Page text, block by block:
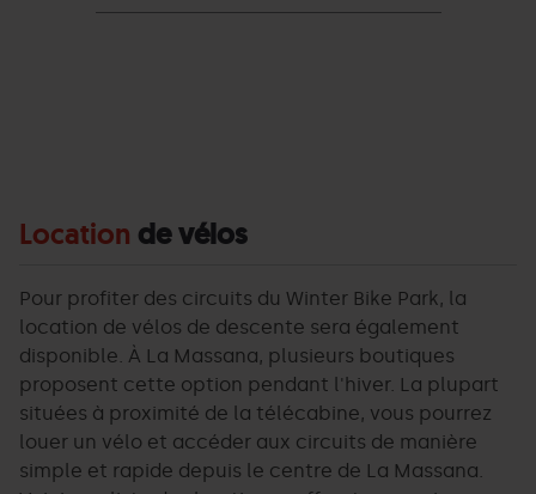
Location de vélos
Pour profiter des circuits du Winter Bike Park, la
location de vélos de descente sera également
disponible. À La Massana, plusieurs boutiques
proposent cette option pendant l'hiver. La plupart
situées à proximité de la télécabine, vous pourrez
louer un vélo et accéder aux circuits de manière
simple et rapide depuis le centre de La Massana.